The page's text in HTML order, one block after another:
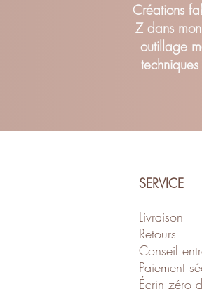
Créations
Z dans
outillage
SERVICE
Livraison
Retours
Conseil
Paiement
Écrin zéro